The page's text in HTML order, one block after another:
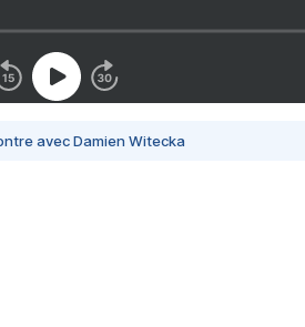
avec Damien Witecka